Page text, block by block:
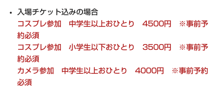
入場チケット込みの場合
コスプレ参加
中学生以上おひとり 4500円 ※事前予
約必須
コスプレ参加
小学生以下おひとり 3500円 ※事前予
約必須
カメラ参加
中学生以上おひとり 4000円 ※事前予約
必須